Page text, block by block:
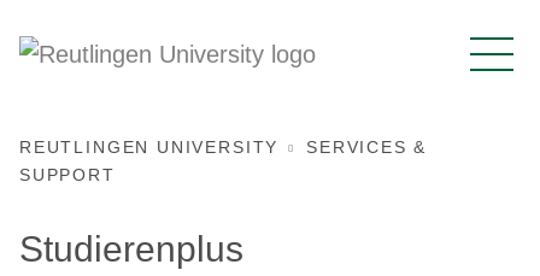
REUTLINGEN UNIVERSITY
SERVICES &
SUPPORT
Studierenplus